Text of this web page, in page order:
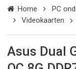
zoek?Home
PC
Videokaarten
Asus Dual